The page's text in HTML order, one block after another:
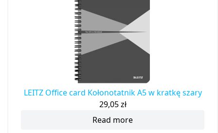
LEITZ Office card Kołonotatnik A5 w kratkę szary
29,05zł
Read more